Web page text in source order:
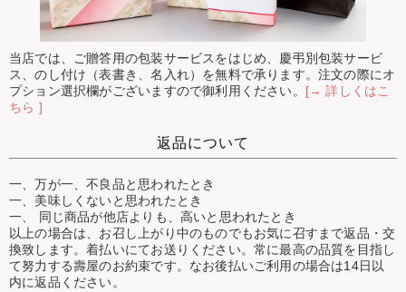
当店では、ご贈答用の包装サービスをはじめ、慶弔別包装サービ
ス、のし付け（表書き、名入れ）を無料で承ります。注文の際にオ
プション選択欄がございますので御利用ください。 [→ 詳しくはこ
ちら ]
返品について
一、万が一、不良品と思われたとき
一、美味しくないと思われたとき
一、 同じ商品が他店よりも、高いと思われたとき
以上の場合は、お召し上がり中のものでもお気に召すまで返品・交
換致します。着払いにてお送りください。常に最高の品質を目指し
て努力する壽屋のお約束です。なお後払いご利用の場合は14日以
内に返品ください。